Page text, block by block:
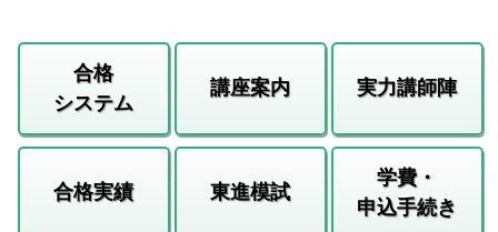
合格
システム
講座案内 実力講師陣
合格実績 東進模試
学費・
申込手続き